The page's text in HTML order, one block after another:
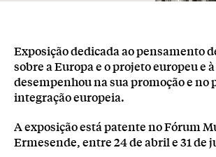
Exposição dedicada ao pensamento
sobre a Europa e o projeto europeu e
desempenhou na sua promoção e no
integração europeia.
A exposição está patente no Fórum
Ermesende, entre 24 de abril e 31 de